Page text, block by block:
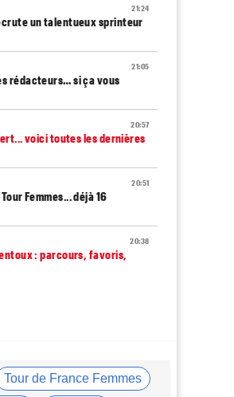
21:24
un talentueux sprinteur
21:05
rédacteurs… si ça vous
20:57
voici toutes les dernières
20:51
Femmes... déjà 16
20:38
: parcours, favoris,
Tour de France Femmes